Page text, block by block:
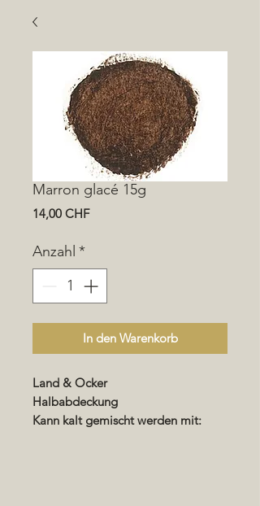
Marron glacé 15g
14,00 CHFPreis
Anzahl *
In den Warenkorb
Land & Ocker
Halbabdeckung
Kann kalt gemischt werden mit: